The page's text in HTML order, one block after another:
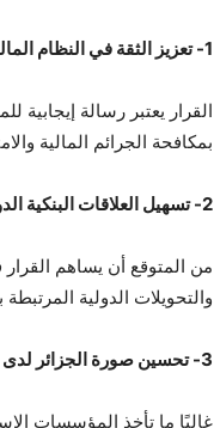
1- تعزيز الثقة في النظام المالي الجزائري
القرار يعتبر رسالة إيجابية
بمكافحة الجرائم المالية
2- تسهيل العلاقات البنكية الدولية
من المتوقع أن يساهم
والتحويلات الدولية المرتبطة
3- تحسين صورة الجزائر لدى المستثمرين
غالبًا ما تأخذ المؤسسات